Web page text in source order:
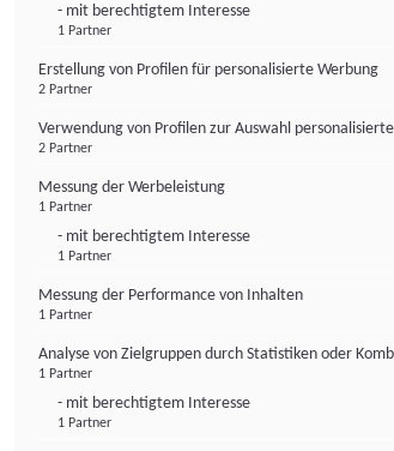
- mit berechtigtem Interesse
1 Partner
Erstellung von Profilen für personalisierte Werbung
2 Partner
Verwendung von Profilen zur Auswahl
2 Partner
Messung der Werbeleistung
1 Partner
- mit berechtigtem Interesse
1 Partner
Messung der Performance von Inhalten
1 Partner
Analyse von Zielgruppen durch Statistiken oder
1 Partner
- mit berechtigtem Interesse
1 Partner